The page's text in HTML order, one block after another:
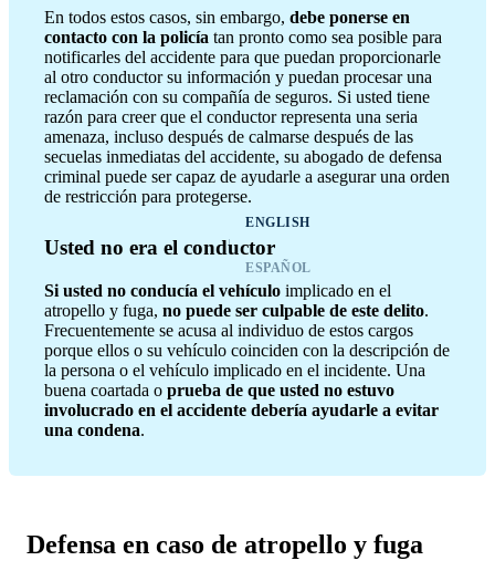
ENGLISH
ESPAÑOL
En todos estos casos, sin embargo, debe ponerse en
contacto con la policía tan pronto como sea posible para
notificarles del accidente para que puedan proporcionarle
al otro conductor su información y puedan procesar una
reclamación con su compañía de seguros. Si usted tiene
razón para creer que el conductor representa una seria
amenaza, incluso después de calmarse después de las
secuelas inmediatas del accidente, su abogado de defensa
criminal puede ser capaz de ayudarle a asegurar una orden
de restricción para protegerse.
Usted no era el conductor
Si usted no conducía el vehículo implicado en el
atropello y fuga, no puede ser culpable de este delito.
Frecuentemente se acusa al individuo de estos cargos
porque ellos o su vehículo coinciden con la descripción de
la persona o el vehículo implicado en el incidente. Una
buena coartada o prueba de que usted no estuvo
involucrado en el accidente debería ayudarle a evitar
una condena.
Defensa en caso de atropello y fuga